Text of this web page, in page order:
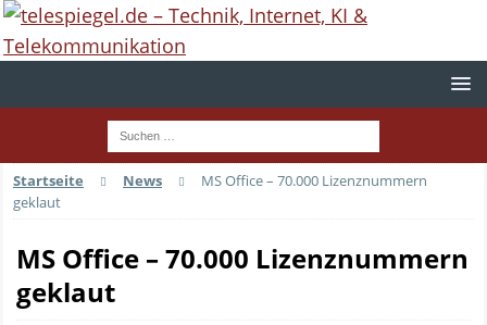
Startseite News
MS Office – 70.000 Lizenznummern
geklaut
MS Office – 70.000 Lizenznummern
geklaut